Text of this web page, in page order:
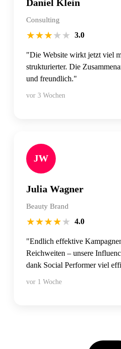
Daniel Klein
Consulting
★★★★★ 3.0
"Die Website wirkt jetzt viel
strukturierter. Die
und freundlich."
vor 3 Wochen
JW
Julia Wagner
Beauty Brand
★★★★★ 4.0
"Endlich effektive
Reichweiten – unsere
dank Social Performer viel
vor 1 Woche